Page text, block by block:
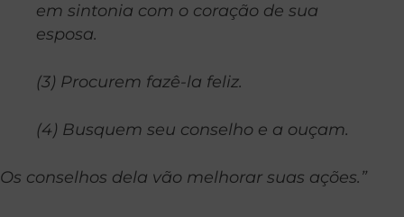
em sintonia com o coração de sua
esposa.
(3) Procurem fazê-la feliz.
(4) Busquem seu conselho e a ouçam.
Os conselhos dela vão melhorar suas ações.”